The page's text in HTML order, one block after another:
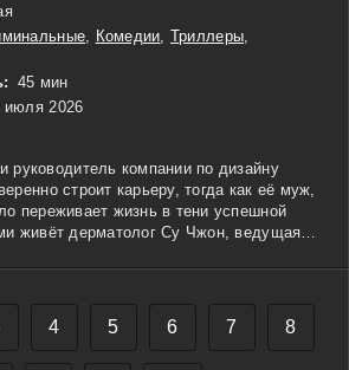
Комедии Триллеры
45 мин
июля 2026
руководитель компании по дизайну
строит карьеру, тогда как её муж,
переживает жизнь в тени успешной
живёт дерматолог Су Чжон, ведущая
опеку над дочерью. Неожиданная
в череду напряжённых событий. Секреты,
отношения постепенно приводят к
4 5 6 7 8